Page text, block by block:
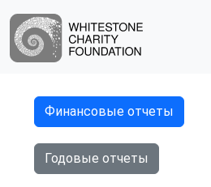
Финансовые отчеты
Годовые отчеты